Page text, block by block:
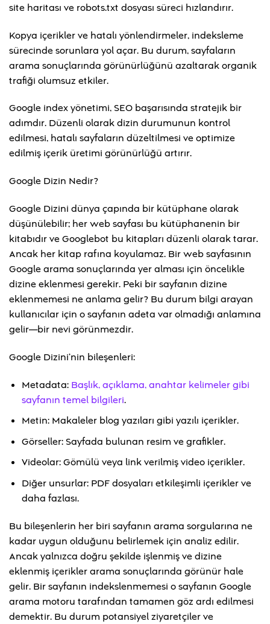
site haritası ve robots.txt dosyası süreci hızlandırır.
Kopya içerikler ve hatalı yönlendirmeler, indeksleme
sürecinde sorunlara yol açar. Bu durum, sayfaların
arama sonuçlarında görünürlüğünü azaltarak organik
trafiği olumsuz etkiler.
Google index yönetimi, SEO başarısında stratejik bir
adımdır. Düzenli olarak dizin durumunun kontrol
edilmesi, hatalı sayfaların düzeltilmesi ve optimize
edilmiş içerik üretimi görünürlüğü artırır.
Google Dizin Nedir?
Google Dizini dünya çapında bir kütüphane olarak
düşünülebilir; her web sayfası bu kütüphanenin bir
kitabıdır ve Googlebot bu kitapları düzenli olarak tarar.
Ancak her kitap rafına koyulamaz. Bir web sayfasının
Google arama sonuçlarında yer alması için öncelikle
dizine eklenmesi gerekir. Peki bir sayfanın dizine
eklenmemesi ne anlama gelir? Bu durum bilgi arayan
kullanıcılar için o sayfanın adeta var olmadığı anlamına
gelir—bir nevi görünmezdir.
Google Dizini’nin bileşenleri:
Metadata: Başlık, açıklama, anahtar kelimeler gibi
sayfanın temel bilgileri.
Metin: Makaleler blog yazıları gibi yazılı içerikler.
Görseller: Sayfada bulunan resim ve grafikler.
Videolar: Gömülü veya link verilmiş video içerikler.
Diğer unsurlar: PDF dosyaları etkileşimli içerikler ve
daha fazlası.
Bu bileşenlerin her biri sayfanın arama sorgularına ne
kadar uygun olduğunu belirlemek için analiz edilir.
Ancak yalnızca doğru şekilde işlenmiş ve dizine
eklenmiş içerikler arama sonuçlarında görünür hale
gelir. Bir sayfanın indekslenmemesi o sayfanın Google
arama motoru tarafından tamamen göz ardı edilmesi
demektir. Bu durum potansiyel ziyaretçiler ve